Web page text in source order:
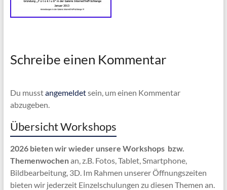
Schreibe einen Kommentar
Du musstangemeldetsein, um einen Kommentar
abzugeben.
Übersicht Workshops
2026 bieten wir wieder unsere Workshops bzw.
Themenwochenan, z.B. Fotos, Tablet, Smartphone,
Bildbearbeitung, 3D. Im Rahmen unserer Öffnungszeiten
bieten wir jederzeit Einzelschulungen zu diesen Themen an.